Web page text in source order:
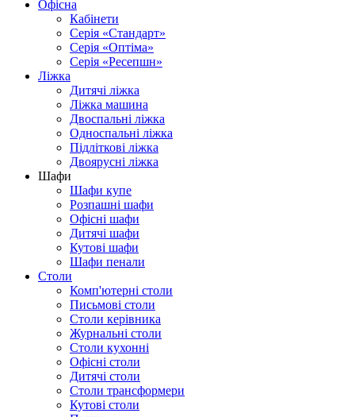
Офісна
Кабінети
Серія «Стандарт»
Серія «Оптіма»
Серія «Ресепшн»
Ліжка
Дитячі ліжка
Ліжка машина
Двоспальні ліжка
Односпальні ліжка
Підліткові ліжка
Двоярусні ліжка
Шафи
Шафи купе
Розпашні шафи
Офісні шафи
Дитячі шафи
Кутові шафи
Шафи пенали
Столи
Комп'ютерні столи
Письмові столи
Столи керівника
Журнальні столи
Столи кухонні
Офісні столи
Дитячі столи
Cтоли трансформери
Кутові столи